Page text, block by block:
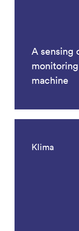
A sensing
machine
Klima